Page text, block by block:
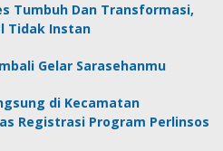
Tumbuh Dan Transformasi,
Tidak Instan
Gelar Sarasehanmu
di Kecamatan
Registrasi Program Perlinsos